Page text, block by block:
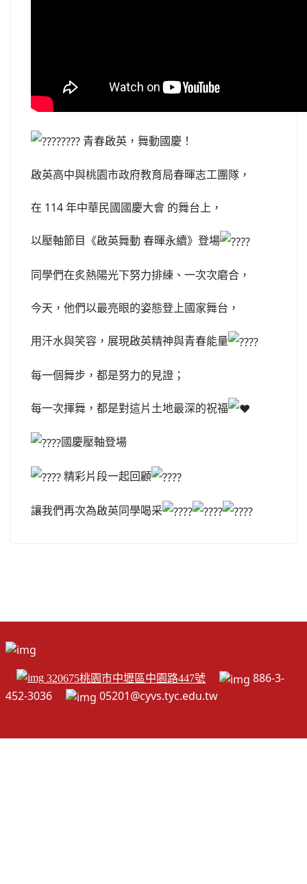
青春啟英，舞動國慶！
啟英高中與桃園市政府教育局春暉志工團隊，
在 114 年中華民國國慶大會 的舞台上，
以壓軸節目《啟英舞動 春暉永續》登場
同學們在炙熱陽光下努力排練、一次次磨合，
今天，他們以最亮眼的姿態登上國家舞台，
用汗水與笑容，展現啟英精神與青春能量
每一個舞步，都是努力的見證；
每一次揮舞，都是對這片土地最深的祝福
國慶壓軸登場
精彩片段一起回顧
讓我們再次為啟英同學喝采
320675桃園市中壢區中園路447號
886-3-
452-3036
05201@cyvs.tyc.edu.tw